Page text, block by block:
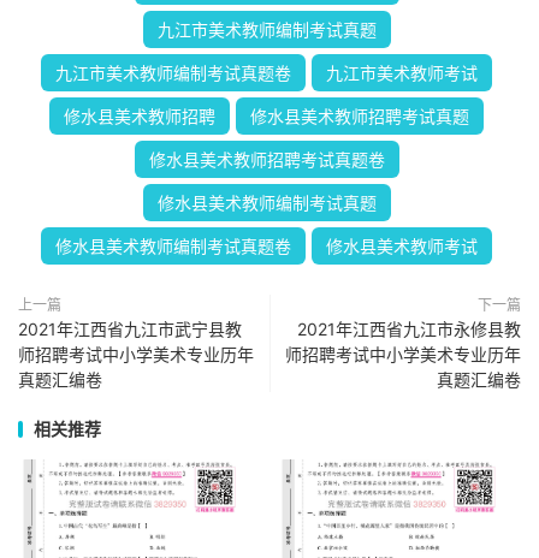
九江市美术教师编制考试真题
九江市美术教师编制考试真题卷 九江市美术教师考试
修水县美术教师招聘 修水县美术教师招聘考试真题
修水县美术教师招聘考试真题卷
修水县美术教师编制考试真题
修水县美术教师编制考试真题卷 修水县美术教师考试
上一篇
2021年江西省九江市武宁县教
师招聘考试中小学美术专业历年
真题汇编卷
下一篇
2021年江西省九江市永修县教
师招聘考试中小学美术专业历年
真题汇编卷
相关推荐